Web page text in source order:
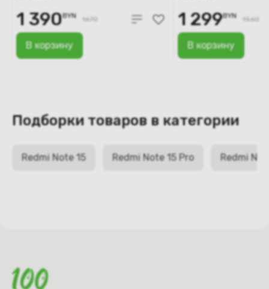
международная версия
(коричневый)
В корзину
1 390BYN 1670
международная
(синий)
В корзину
1 299BYN 1560
Подборки товаров в категории
Redmi Note 15 Redmi Note 15 Pro Redmi